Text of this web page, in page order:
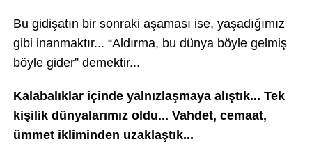
Bu gidişatın bir sonraki aşaması ise, yaşadığımız
gibi inanmaktır... “Aldırma, bu dünya böyle gelmiş
böyle gider” demektir...
Kalabalıklar içinde yalnızlaşmaya alıştık... Tek
kişilik dünyalarımız oldu... Vahdet, cemaat,
ümmet ikliminden uzaklaştık...